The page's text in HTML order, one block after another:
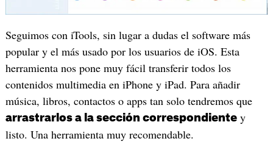
Seguimos con iTools, sin lugar a dudas el software más
popular y el más usado por los usuarios de iOS. Esta
herramienta nos pone muy fácil transferir todos los
contenidos multimedia en iPhone y iPad. Para añadir
música, libros, contactos o apps tan solo tendremos que
arrastrarlos a la sección correspondientey
listo. Una herramienta muy recomendable.